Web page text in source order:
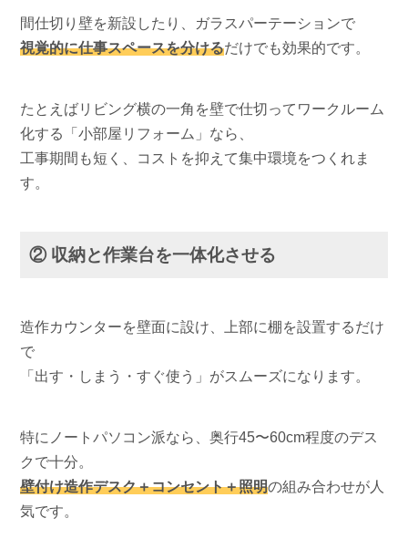
間仕切り壁を新設したり、ガラスパーテーションで
視覚的に仕事スペースを分けるだけでも効果的です。
たとえばリビング横の一角を壁で仕切ってワークルーム
化する「小部屋リフォーム」なら、
工事期間も短く、コストを抑えて集中環境をつくれま
す。
② 収納と作業台を一体化させる
造作カウンターを壁面に設け、上部に棚を設置するだけ
で
「出す・しまう・すぐ使う」がスムーズになります。
特にノートパソコン派なら、奥行45〜60cm程度のデス
クで十分。
壁付け造作デスク＋コンセント＋照明の組み合わせが人
気です。